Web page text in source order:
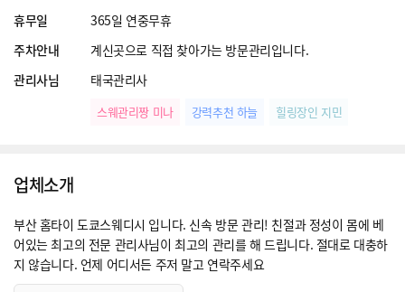
휴무일
365일 연중무휴
주차안내
계신곳으로 직접 찾아가는 방문관리입니다.
관리사님
태국관리사
스웨관리짱 미나 강력추천 하늘 힐링장인 지민
업체소개
부산 홈타이 도쿄스웨디시 입니다. 신속 방문 관리! 친절과 정성이 몸에 베
어있는 최고의 전문 관리사님이 최고의 관리를 해 드립니다. 절대로 대충하
지 않습니다. 언제 어디서든 주저 말고 연락주세요